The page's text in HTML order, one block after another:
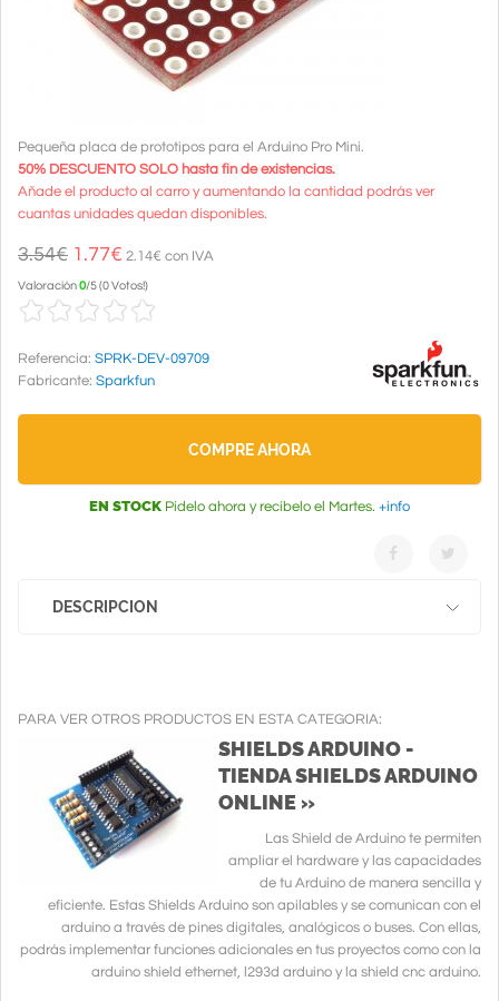
Pequeña placa de prototipos para el Arduino Pro Mini.
50% DESCUENTO SOLO hasta fin de existencias.
Añade el producto al carro y aumentando la cantidad podrás ver
cuantas unidades quedan disponibles.
3.54€ 1.77€ 2.14€ con IVA
Valoración0/5(0 Votos!)
Referencia: SPRK-DEV-09709
Fabricante: Sparkfun
COMPRE AHORA
EN STOCK Pídelo ahora y recíbelo el Martes. +info
DESCRIPCION
PARA VER OTROS PRODUCTOS EN ESTA CATEGORIA:
SHIELDS ARDUINO -
TIENDA SHIELDS ARDUINO
ONLINE »
Las Shield de Arduino te permiten
ampliar el hardware y las capacidades
de tu Arduino de manera sencilla y
eficiente. Estas Shields Arduino son apilables y se comunican con el
arduino a través de pines digitales, analógicos o buses. Con ellas,
podrás implementar funciones adicionales en tus proyectos como con la
arduino shield ethernet, l293d arduino y la shield cnc arduino.